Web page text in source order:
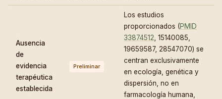
Ausencia
de
evidencia
terapéutica
establecida
Preliminar
Los estudios
proporcionados (PMID
33874512 , 15140085,
19659587, 28547070) se
centran exclusivamente
en ecología, genética y
dispersión, no en
farmacología humana,